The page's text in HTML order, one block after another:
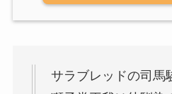
サラブレッドの司馬